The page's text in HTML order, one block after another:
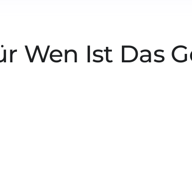
Wen Ist Das